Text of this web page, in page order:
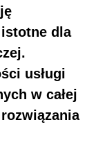
dla
usługi
w całej